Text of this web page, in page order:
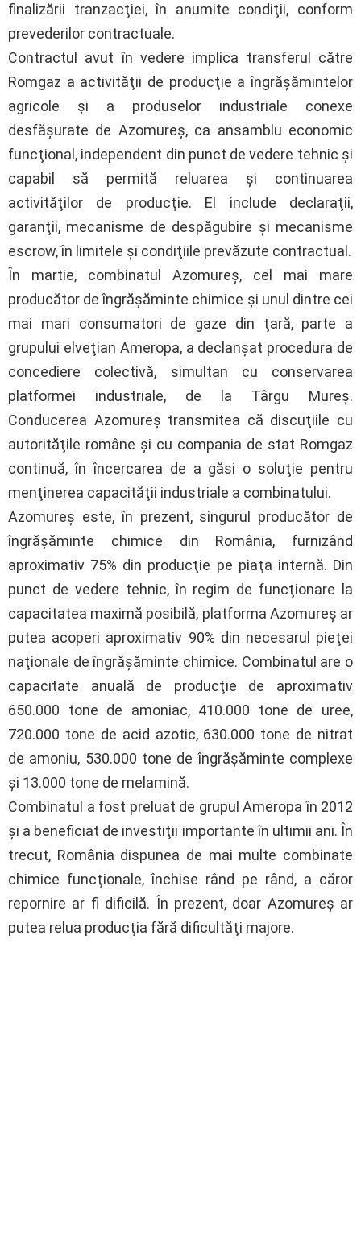
finalizării tranzacţiei, în anumite condiţii, conform
prevederilor contractuale.
Contractul avut în vedere implica transferul către
Romgaz a activităţii de producţie a îngrăşămintelor
agricole şi a produselor industriale conexe
desfăşurate de Azomureş, ca ansamblu economic
funcţional, independent din punct de vedere tehnic şi
capabil să permită reluarea şi continuarea
activităţilor de producţie. El include declaraţii,
garanţii, mecanisme de despăgubire şi mecanisme
escrow, în limitele şi condiţiile prevăzute contractual.
În martie, combinatul Azomureş, cel mai mare
producător de îngrăşăminte chimice şi unul dintre cei
mai mari consumatori de gaze din ţară, parte a
grupului elveţian Ameropa, a declanşat procedura de
concediere colectivă, simultan cu conservarea
platformei industriale, de la Târgu Mureş.
Conducerea Azomureş transmitea că discuţiile cu
autorităţile române şi cu compania de stat Romgaz
continuă, în încercarea de a găsi o soluţie pentru
menţinerea capacităţii industriale a combinatului.
Azomureş este, în prezent, singurul producător de
îngrăşăminte chimice din România, furnizând
aproximativ 75% din producţie pe piaţa internă. Din
punct de vedere tehnic, în regim de funcţionare la
capacitatea maximă posibilă, platforma Azomureş ar
putea acoperi aproximativ 90% din necesarul pieţei
naţionale de îngrăşăminte chimice. Combinatul are o
capacitate anuală de producţie de aproximativ
650.000 tone de amoniac, 410.000 tone de uree,
720.000 tone de acid azotic, 630.000 tone de nitrat
de amoniu, 530.000 tone de îngrăşăminte complexe
şi 13.000 tone de melamină.
Combinatul a fost preluat de grupul Ameropa în 2012
şi a beneficiat de investiţii importante în ultimii ani. În
trecut, România dispunea de mai multe combinate
chimice funcţionale, închise rând pe rând, a căror
repornire ar fi dificilă. În prezent, doar Azomureş ar
putea relua producţia fără dificultăţi majore.